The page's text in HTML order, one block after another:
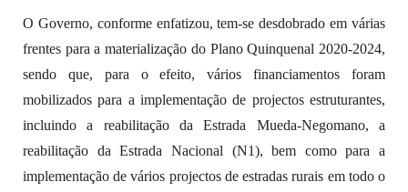
O Governo, conforme enfatizou, tem-se desdobrado em várias
frentes para a materialização do Plano Quinquenal 2020-2024,
sendo que, para o efeito, vários financiamentos foram
mobilizados para a implementação de projectos estruturantes,
incluindo a reabilitação da Estrada Mueda-Negomano, a
reabilitação da Estrada Nacional (N1), bem como para a
implementação de vários projectos de estradas rurais em todo o